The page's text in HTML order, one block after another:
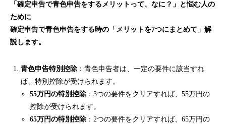
「確定申告で青色申告をするメリットって、なに？」と悩む人の
ために
確定申告で青色申告をする時の「メリットを7つにまとめて」解
説します。
青色申告特別控除 ：青色申告者は、一定の要件に該当すれ
ば、特別控除が受けられます。
55万円の特別控除 ：3つの要件をクリアすれば、55万円の
控除が受けられます。
65万円の特別控除 ：2つの要件をクリアすれば、65万円の